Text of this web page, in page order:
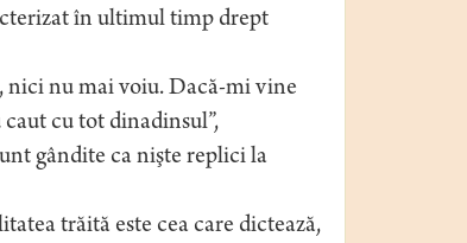
în ultimul timp drept
nu mai voiu. Dacă-mi vine
cu tot dinadinsul”,
gândite ca nişte replici la
trăită este cea care dictează,